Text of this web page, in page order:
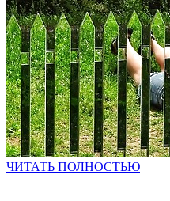
ЧИТАТЬ ПОЛНОСТЬЮ